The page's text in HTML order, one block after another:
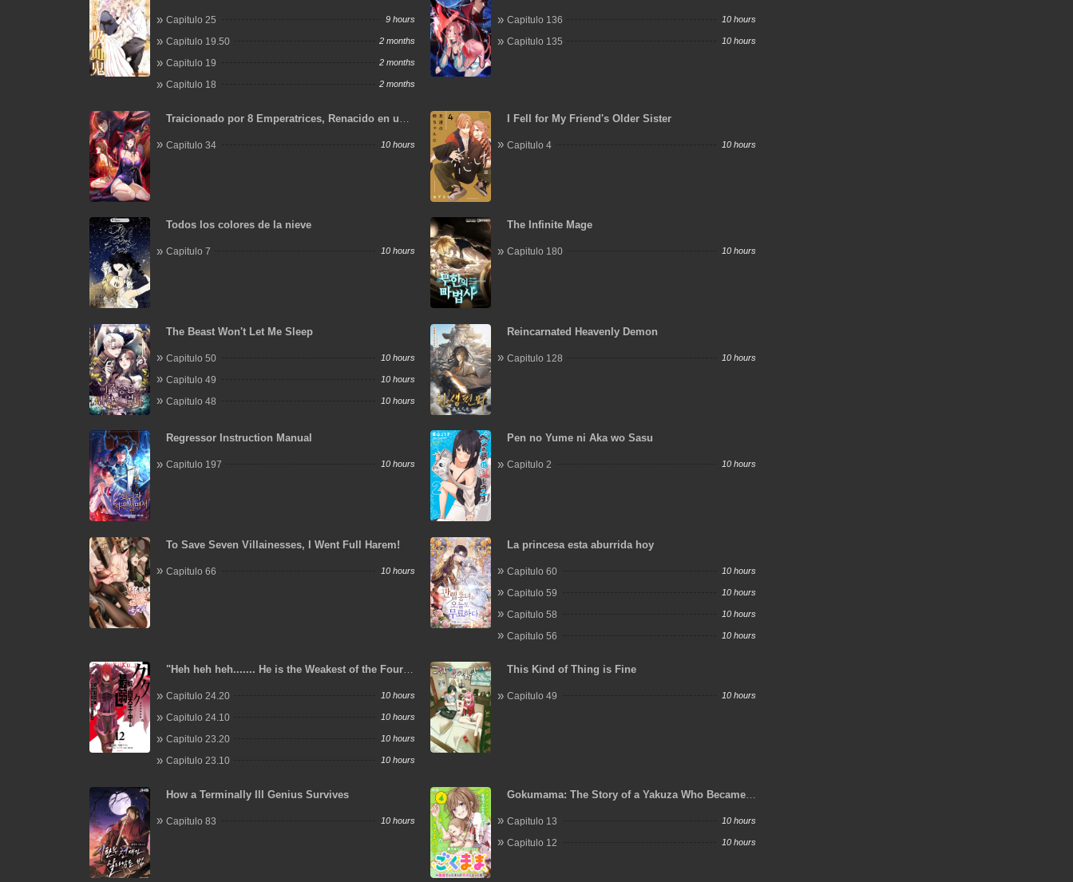
Capitulo 25 9 hours
Capitulo 19.50 2 months
Capitulo 19 2 months
Capitulo 18 2 months
Capitulo 136 10 hours
Capitulo 135 10 hours
Traicionado por 8 Emperatrices, Renacido en un
Capitulo 34 10 hours
I Fell for My Friend's Older Sister
Capitulo 4 10 hours
Todos los colores de la nieve
Capitulo 7 10 hours
The Infinite Mage
Capitulo 180 10 hours
The Beast Won't Let Me Sleep
Capitulo 50 10 hours
Capitulo 49 10 hours
Capitulo 48 10 hours
Reincarnated Heavenly Demon
Capitulo 128 10 hours
Regressor Instruction Manual
Capitulo 197 10 hours
Pen no Yume ni Aka wo Sasu
Capitulo 2 10 hours
To Save Seven Villainesses, I Went Full Harem!
Capitulo 66 10 hours
La princesa esta aburrida hoy
Capitulo 60 10 hours
Capitulo 59 10 hours
Capitulo 58 10 hours
Capitulo 56 10 hours
"Heh heh heh....... He is the Weakest of the Four
but Somehow I Became the Master of a Hero and
a Priestess
Capitulo 24.20 10 hours
Capitulo 24.10 10 hours
Capitulo 23.20 10 hours
Capitulo 23.10 10 hours
This Kind of Thing is Fine
Capitulo 49 10 hours
How a Terminally Ill Genius Survives
Capitulo 83 10 hours
Gokumama: The Story of a Yakuza Who Became a
Capitulo 13 10 hours
Capitulo 12 10 hours